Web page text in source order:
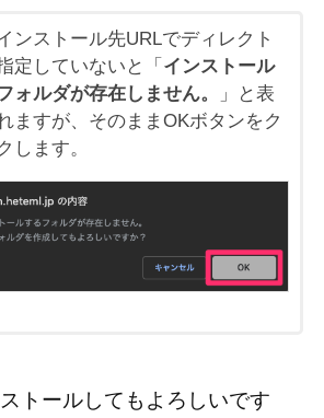
ンストール先URLでディレクト
定していないと「 インストール
ォルダが存在しません。
」と表
ますが、そのままOKボタンをク
します。
トールしてもよろしいです